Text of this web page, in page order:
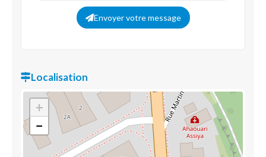
Envoyer votre message
Localisation
+
−